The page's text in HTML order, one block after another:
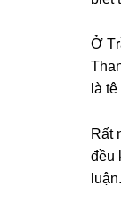
Ở
là
Rất
đều
luận.